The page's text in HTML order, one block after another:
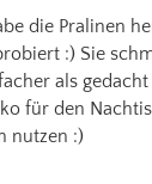
die Pralinen
:) Sie
als gedacht
für den
nutzen :)